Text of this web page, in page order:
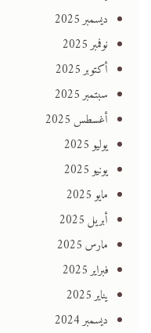
ديسمبر 2025
نوفمبر 2025
أكتوبر 2025
سبتمبر 2025
أغسطس 2025
يوليو 2025
يونيو 2025
مايو 2025
أبريل 2025
مارس 2025
فبراير 2025
يناير 2025
ديسمبر 2024